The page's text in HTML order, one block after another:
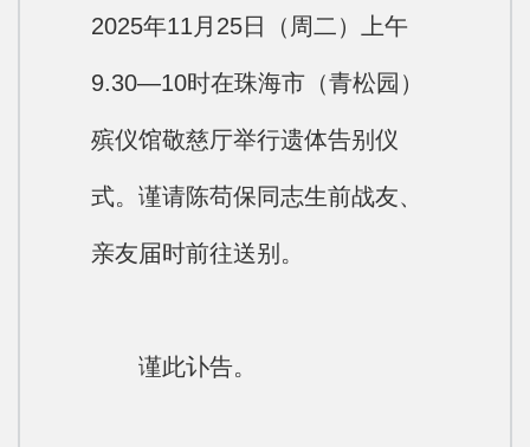
2025年11月25日（周二）上午
9.30—10时在珠海市（青松园）
殡仪馆敬慈厅举行遗体告别仪
式。谨请陈苟保同志生前战友、
亲友届时前往送别。
谨此讣告。